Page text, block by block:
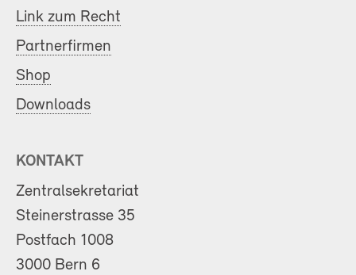
Link zum Recht
Partnerfirmen
Shop
Downloads
KONTAKT
Zentralsekretariat
Steinerstrasse 35
Postfach 1008
3000 Bern 6